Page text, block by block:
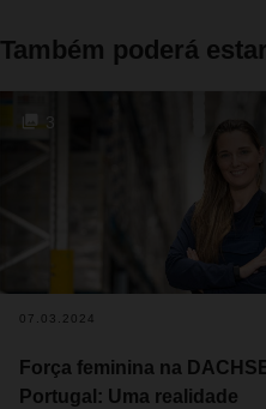
Também poderá
3
07.03.2024
Força feminina na
Portugal: Uma realidade